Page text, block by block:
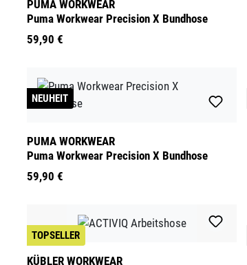
PUMA WORKWEAR
Puma Workwear Precision X Bundhose
59,90 €
NEUHEIT
PUMA WORKWEAR
Puma Workwear Precision X Bundhose
59,90 €
TOPSELLER
KÜBLER WORKWEAR